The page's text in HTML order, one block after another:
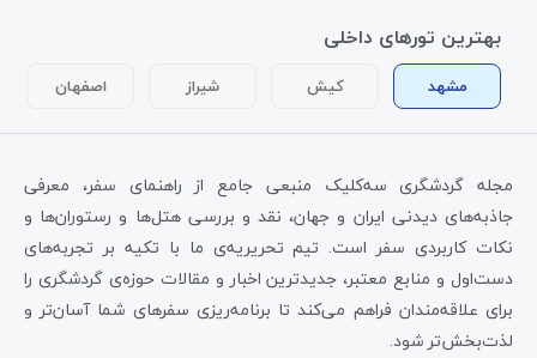
بهترین تورهای داخلی
مشهد کیش شیراز اصفهان
مجله گردشگری سه‌کلیک منبعی جامع از راهنمای سفر، معرفی
جاذبه‌های دیدنی ایران و جهان، نقد و بررسی هتل‌ها و رستوران‌ها و
نکات کاربردی سفر است. تیم تحریریه‌ی ما با تکیه بر تجربه‌های
دست‌اول و منابع معتبر، جدیدترین اخبار و مقالات حوزه‌ی گردشگری را
برای علاقه‌مندان فراهم می‌کند تا برنامه‌ریزی سفرهای شما آسان‌تر و
لذت‌بخش‌تر شود.